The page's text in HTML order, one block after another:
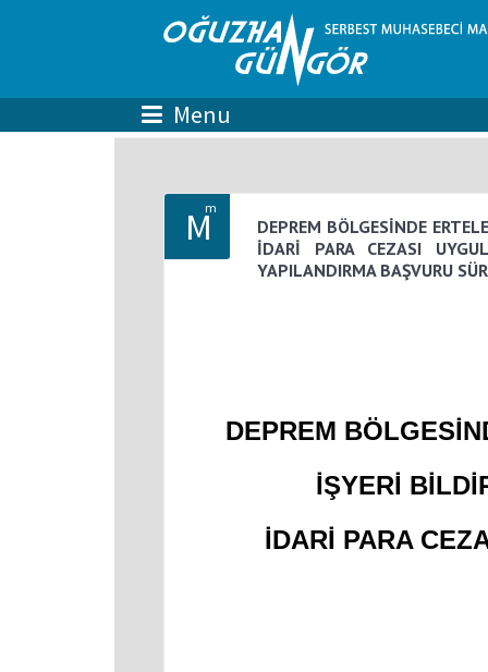
DEPREM BÖLGESİNDE
İDARİ PARA CEZASI
YAPILANDIRMA BAŞVURU
Mm
DEPREM
İŞYERİ
İDARİ PARA